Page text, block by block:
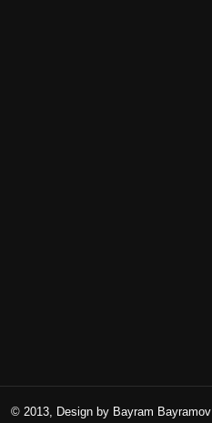
© 2013, Design by Bayram Bayramov